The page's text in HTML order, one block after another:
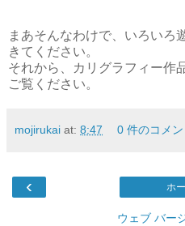
まあそんなわけで、いろいろ
きてください。
それから、カリグラフィー作
ご覧ください。
mojirukai at: 8:47 0 件のコメン
‹ ホ
ウェブ バー